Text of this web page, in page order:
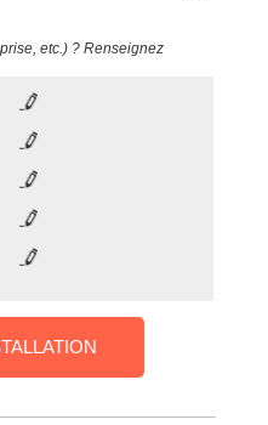
etc.) ? Renseignez